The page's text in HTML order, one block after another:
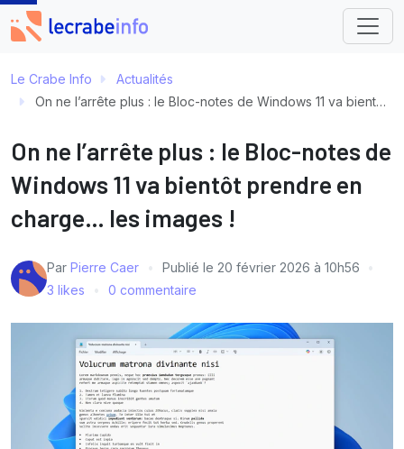
Le Crabe Info
Actualités
On ne l’arrête plus : le Bloc-notes de Windows 11 va bientôt prendre en charge… les images !
On ne l’arrête plus : le Bloc-notes de
Windows 11 va bientôt prendre en
charge… les images !
Par Pierre Caer Publié le 20 février 2026 à 10h56
3 likes
0 commentaire